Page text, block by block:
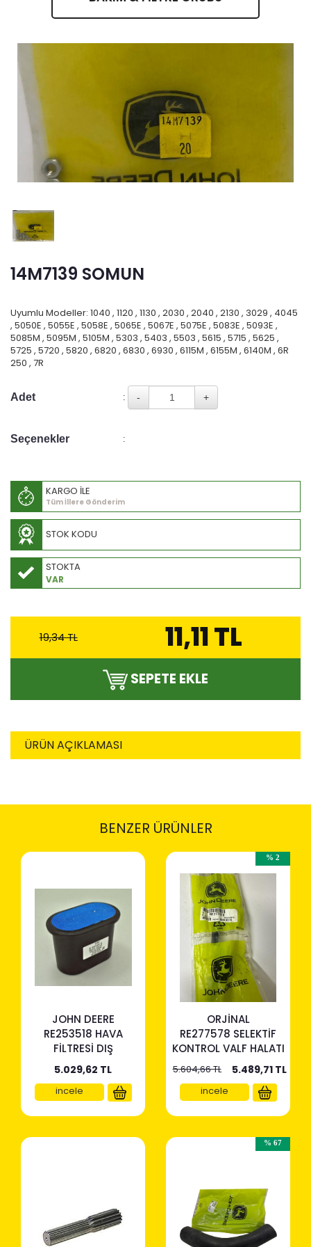
14M7139 SOMUN
Uyumlu Modeller: 1040 , 1120 , 1130 , 2030 , 2040 , 2130 , 3029 , 4045
, 5050E , 5055E , 5058E , 5065E , 5067E , 5075E , 5083E , 5093E ,
5085M , 5095M , 5105M , 5303 , 5403 , 5503 , 5615 , 5715 , 5625 ,
5725 , 5720 , 5820 , 6820 , 6830 , 6930 , 6115M , 6155M , 6140M , 6R
250 , 7R
Adet :
Seçenekler :
KARGO İLE
Tüm İllere Gönderim
STOK KODU
STOKTA
VAR
19,34 TL 11,11 TL
SEPETE EKLE
ÜRÜN AÇIKLAMASI
BENZER ÜRÜNLER
JOHN DEERE
RE253518 HAVA
FİLTRESİ DIŞ
5.029,62 TL
incele
% 2
ORJİNAL
RE277578 SELEKTİF
KONTROL VALF HALATI
5.604,66 TL 5.489,71 TL
incele
% 67